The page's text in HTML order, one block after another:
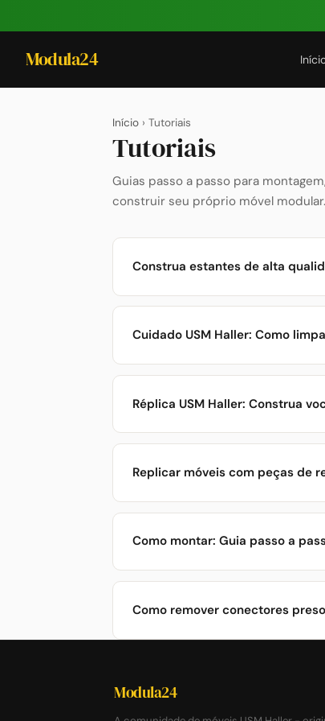
Modula24
Início › Tutoriais
Tutoriais
Guias passo a passo para
construir seu próprio móvel modular.
Construa estantes de alta
Cuidado USM Haller: Como
Réplica USM Haller: Construa
Replicar móveis com peças de
Como montar: Guia passo a
Como remover conectores
Modula24